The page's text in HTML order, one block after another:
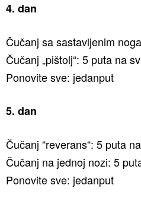
4. dan
Čučanj sa sastavljenim
Čučanj „pištolj“: 5 puta na
Ponovite sve: jedanput
5. dan
Čučanj “reverans“: 5 puta
Čučanj na jednoj nozi: 5
Ponovite sve: jedanput